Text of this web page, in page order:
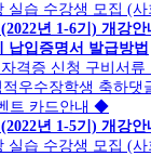
실습 수강생 모집 (
년 1-6기) 개강안
납입증명서 발급방법
격증 신청 구비서류
우수장학생 축하댓
트 카드안내 ◆
년 1-5기) 개강안
실습 수강생 모집 (